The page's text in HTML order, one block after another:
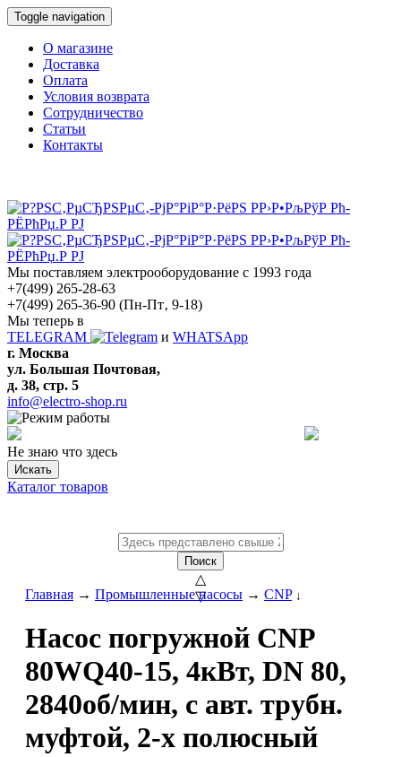
Toggle navigation
О магазине
Доставка
Оплата
Условия возврата
Сотрудничество
Статьи
Контакты
Мы поставляем электрооборудование с 1993 года
+7(499) 265-28-63
+7(499) 265-36-90 (Пн-Пт‚ 9-18)
Мы теперь в
TELEGRAM
и WHATSApp
г. Москва
ул. Большая Почтовая,
д. 38, стр. 5
info@electro-shop.ru
Не знаю что здесь
Искать
Каталог товаров
Поиск
△
▽
Главная → Промышленные насосы → CNP ↓
Насос погружной CNP
80WQ40-15, 4кВт, DN 80,
2840об/мин, с авт. трубн.
муфтой, 2-х полюсный